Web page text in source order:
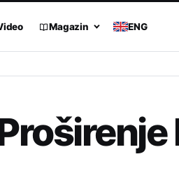
Magazin ENG